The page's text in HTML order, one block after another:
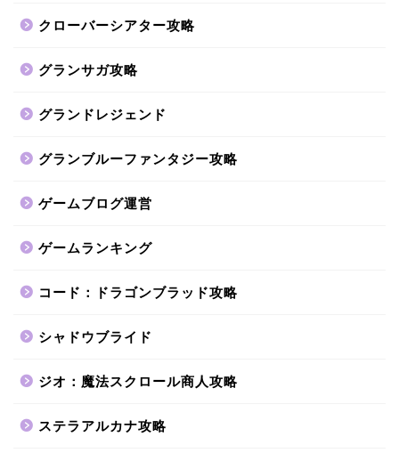
クローバーシアター攻略
グランサガ攻略
グランドレジェンド
グランブルーファンタジー攻略
ゲームブログ運営
ゲームランキング
コード：ドラゴンブラッド攻略
シャドウブライド
ジオ：魔法スクロール商人攻略
ステラアルカナ攻略